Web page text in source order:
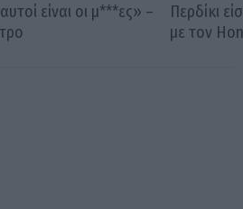
είναι οι μ***ες» –
Περδίκι
με τον